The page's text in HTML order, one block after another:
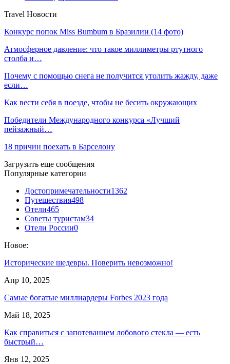
Travel Новости
Конкурс попок Miss Bumbum в Бразилии (14 фото)
Атмосферное давление: что такое миллиметры ртутного
столба и…
Почему с помощью снега не получится утолить жажду, даже
если…
Как вести себя в поезде, чтобы не бесить окружающих
Победители Международного конкурса «Лучший
пейзажный…
18 причин поехать в Барселону
Загрузить еще сообщения
Популярные категории
Достопримечательности1362
Путешествия498
Отели465
Советы туристам34
Отели России0
Новое:
Исторические шедевры. Поверить невозможно!
Апр 10, 2025
Самые богатые миллиардеры Forbes 2023 года
Май 18, 2025
Как справиться с запотеванием лобового стекла — есть
быстрый…
Янв 12, 2025